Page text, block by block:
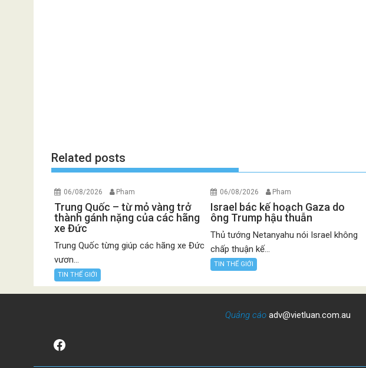
Related posts
06/08/2026 Pham
Trung Quốc – từ mỏ vàng trở
thành gánh nặng của các hãng
xe Đức
Trung Quốc từng giúp các hãng xe Đức
vươn...
TIN THẾ GIỚI
06/08/2026 Pham
Israel bác kế hoạch Gaza do
ông Trump hậu thuẫn
Thủ tướng Netanyahu nói Israel không
chấp thuận kế...
TIN THẾ GIỚI
Quảng cáoadv@vietluan.com.au
Facebook